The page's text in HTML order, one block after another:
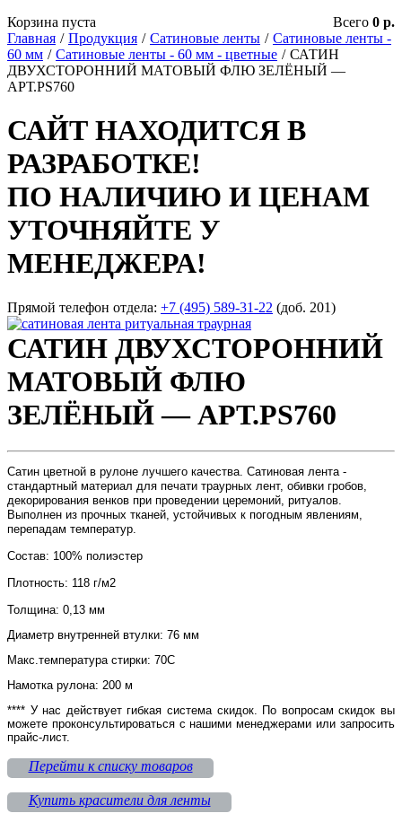
Всего 0 р.
Корзина пуста
Главная / Продукция / Сатиновые ленты / Сатиновые ленты -
60 мм / Сатиновые ленты - 60 мм - цветные / САТИН
ДВУХСТОРОННИЙ МАТОВЫЙ ФЛЮ ЗЕЛЁНЫЙ —
АРТ.PS760
САЙТ НАХОДИТСЯ В
РАЗРАБОТКЕ!
ПО НАЛИЧИЮ И ЦЕНАМ
УТОЧНЯЙТЕ У
МЕНЕДЖЕРА!
Прямой телефон отдела: +7 (495) 589-31-22 (доб. 201)
САТИН ДВУХСТОРОННИЙ
МАТОВЫЙ ФЛЮ
ЗЕЛЁНЫЙ — АРТ.PS760
Сатин цветной в рулоне лучшего качества. Сатиновая лента -
стандартный материал для печати траурных лент, обивки гробов,
декорирования венков при проведении церемоний, ритуалов.
Выполнен из прочных тканей, устойчивых к погодным явлениям,
перепадам температур.
Состав: 100% полиэстер
Плотность: 118 г/м2
Толщина: 0,13 мм
Диаметр внутренней втулки: 76 мм
Макс.температура стирки: 70С
Намотка рулона: 200 м
**** У нас действует гибкая система скидок. По вопросам скидок вы
можете проконсультироваться с нашими менеджерами или запросить
прайс-лист.
Перейти к списку товаров
Купить красители для ленты